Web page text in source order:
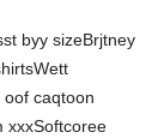
byy sizeBrjtney
caqtoon
xxxSoftcoree